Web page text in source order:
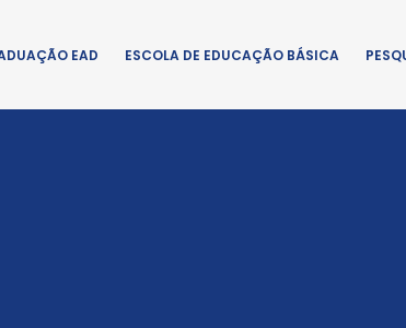
EAD ESCOLA DE EDUCAÇÃO BÁSICA